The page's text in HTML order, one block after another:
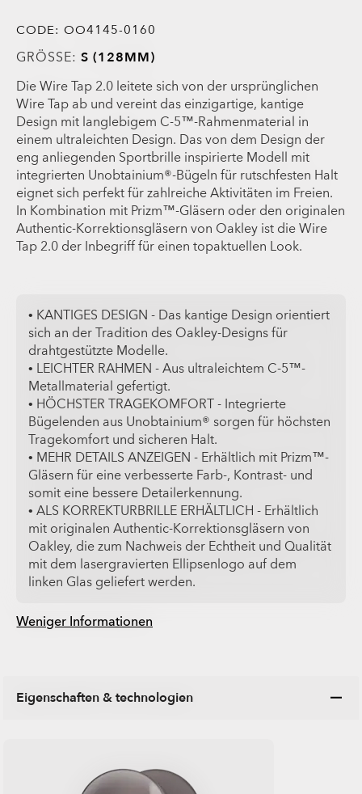
CODE: OO4145-0160
GRÖSSE: S (128MM)
Die Wire Tap 2.0 leitete sich von der ursprünglichen
Wire Tap ab und vereint das einzigartige, kantige
Design mit langlebigem C-5™-Rahmenmaterial in
einem ultraleichten Design. Das von dem Design der
eng anliegenden Sportbrille inspirierte Modell mit
integrierten Unobtainium®-Bügeln für rutschfesten Halt
eignet sich perfekt für zahlreiche Aktivitäten im Freien.
In Kombination mit Prizm™-Gläsern oder den originalen
Authentic-Korrektionsgläsern von Oakley ist die Wire
Tap 2.0 der Inbegriff für einen topaktuellen Look.
Weniger Informationen
• KANTIGES DESIGN - Das kantige Design orientiert
sich an der Tradition des Oakley-Designs für
drahtgestützte Modelle.
• LEICHTER RAHMEN - Aus ultraleichtem C-5™-
Metallmaterial gefertigt.
• HÖCHSTER TRAGEKOMFORT - Integrierte
Bügelenden aus Unobtainium® sorgen für höchsten
Tragekomfort und sicheren Halt.
• MEHR DETAILS ANZEIGEN - Erhältlich mit Prizm™-
Gläsern für eine verbesserte Farb-, Kontrast- und
somit eine bessere Detailerkennung.
• ALS KORREKTURBRILLE ERHÄLTLICH - Erhältlich
mit originalen Authentic-Korrektionsgläsern von
Oakley, die zum Nachweis der Echtheit und Qualität
mit dem lasergravierten Ellipsenlogo auf dem
linken Glas geliefert werden.
Eigenschaften & technologien